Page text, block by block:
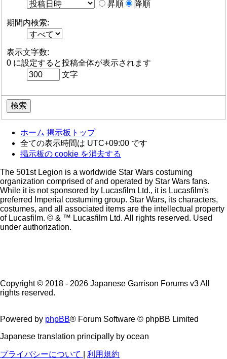
昇順
降順
期間内検索:
表示文字数:
0 に設定すると投稿全体が表示されます
文字
ホーム 掲示板トップ
全ての表示時間は UTC+09:00 です
掲示板の cookie を消去する
The 501st Legion is a worldwide Star Wars costuming
organization comprised of and operated by Star Wars fans.
While it is not sponsored by Lucasfilm Ltd., it is Lucasfilm's
preferred Imperial costuming group. Star Wars, its characters,
costumes, and all associated items are the intellectual property
of Lucasfilm. © & ™ Lucasfilm Ltd. All rights reserved. Used
under authorization.
Copyright © 2018 - 2026 Japanese Garrison Forums v3 All
rights reserved.
Powered by phpBB® Forum Software © phpBB Limited
Japanese translation principally by ocean
プライバシーについて 利用規約